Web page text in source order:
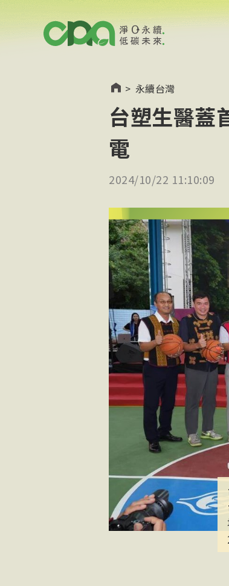
> 永續台灣
台塑生醫蓋
電
2024/10/22 11:10:09